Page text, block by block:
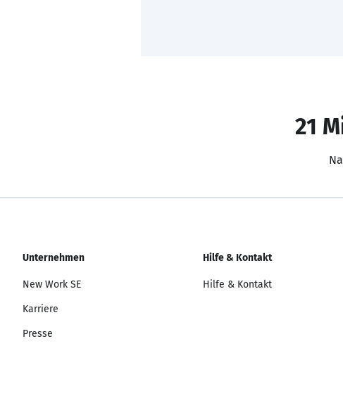
21
Unternehmen
New Work SE
Karriere
Presse
Hilfe & Kontakt
Hilfe & Kontakt